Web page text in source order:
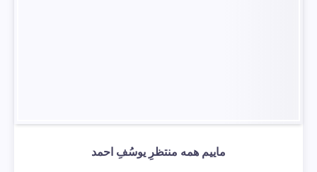
ماییم همه منتظرِ یوسُفِ احمد